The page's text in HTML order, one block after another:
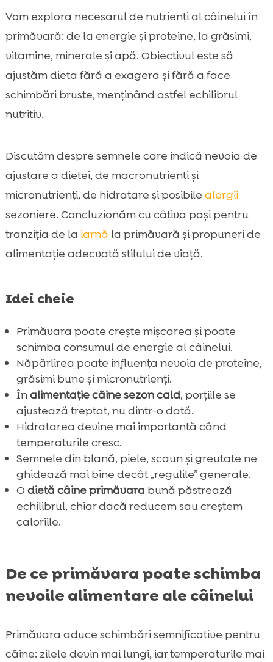
Carbohidrați, fibre și digestie ușoară
primăvara
Vitamine și minerale esențiale pentru
imunitate și tranziția de sezon
 Hidratarea: apă, hrană umedă și
prevenirea deshidratării
 Alergii de sezon și sensibilități alimentare:
Recomandări practice de tranziție
alimentară între iarnă și primăvară
CricksyDog ca alegere potrivită primăvara:
formule hipoalergenice și opțiuni complete

Greșeli frecvente în alimentația câinelui
primăvara și cum le evităm
 Concluzie
Vom explora necesarul de nutrienți al câinelui în
primăvară: de la energie și proteine, la grăsimi,
vitamine, minerale și apă. Obiectivul este să
ajustăm dieta fără a exagera și fără a face
schimbări bruste, menținând astfel echilibrul
nutritiv.
Discutăm despre semnele care indică nevoia de
ajustare a dietei, de macronutrienți și
micronutrienți, de hidratare și posibile alergii
sezoniere. Concluzionăm cu câțiva pași pentru
tranziția de la iarnă la primăvară și propuneri de
alimentație adecvată stilului de viață.
Idei cheie
Primăvara poate crește mișcarea și poate
schimba consumul de energie al câinelui.
Năpârlirea poate influența nevoia de proteine,
grăsimi bune și micronutrienți.
Înalimentație câine sezon cald, porțiile se
ajustează treptat, nu dintr-o dată.
Hidratarea devine mai importantă când
temperaturile cresc.
Semnele din blană, piele, scaun și greutate ne
ghidează mai bine decât „regulile” generale.
O dietă câine primăvara bună păstrează
echilibrul, chiar dacă reducem sau creștem
caloriile.
De ce primăvara poate schimba
nevoile alimentare ale câinelui
Primăvara aduce schimbări semnificative pentru
câine: zilele devin mai lungi, iar temperaturile mai